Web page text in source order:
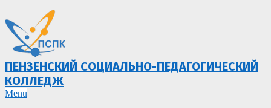
ПЕНЗЕНСКИЙ СОЦИАЛЬНО-ПЕДАГОГИЧЕСКИЙ
КОЛЛЕДЖ
Primary
Menu